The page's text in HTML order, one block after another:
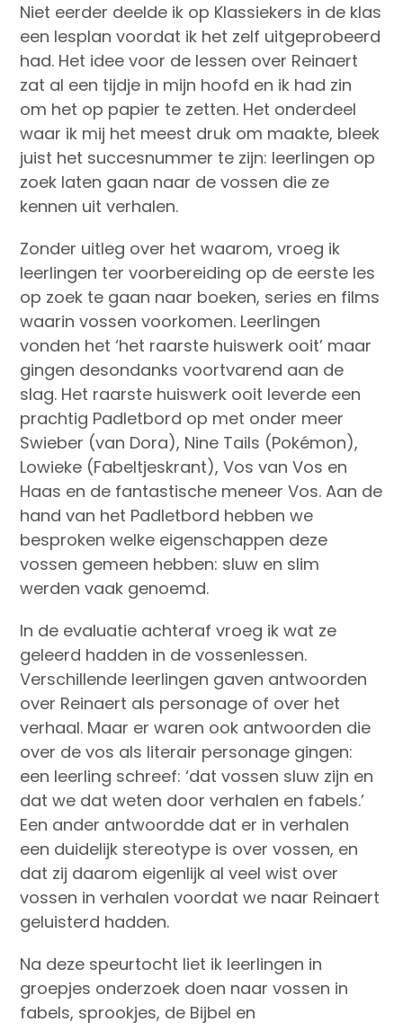
Niet eerder deelde ik op Klassiekers in de klas
een lesplan voordat ik het zelf uitgeprobeerd
had. Het idee voor de lessen over Reinaert
zat al een tijdje in mijn hoofd en ik had zin
om het op papier te zetten. Het onderdeel
waar ik mij het meest druk om maakte, bleek
juist het succesnummer te zijn: leerlingen op
zoek laten gaan naar de vossen die ze
kennen uit verhalen.
Zonder uitleg over het waarom, vroeg ik
leerlingen ter voorbereiding op de eerste les
op zoek te gaan naar boeken, series en films
waarin vossen voorkomen. Leerlingen
vonden het ‘het raarste huiswerk ooit’ maar
gingen desondanks voortvarend aan de
slag. Het raarste huiswerk ooit leverde een
prachtig Padletbord op met onder meer
Swieber (van Dora), Nine Tails (Pokémon),
Lowieke (Fabeltjeskrant), Vos van Vos en
Haas en de fantastische meneer Vos. Aan de
hand van het Padletbord hebben we
besproken welke eigenschappen deze
vossen gemeen hebben: sluw en slim
werden vaak genoemd.
In de evaluatie achteraf vroeg ik wat ze
geleerd hadden in de vossenlessen.
Verschillende leerlingen gaven antwoorden
over Reinaert als personage of over het
verhaal. Maar er waren ook antwoorden die
over de vos als literair personage gingen:
een leerling schreef: ‘dat vossen sluw zijn en
dat we dat weten door verhalen en fabels.’
Een ander antwoordde dat er in verhalen
een duidelijk stereotype is over vossen, en
dat zij daarom eigenlijk al veel wist over
vossen in verhalen voordat we naar Reinaert
geluisterd hadden.
Na deze speurtocht liet ik leerlingen in
groepjes onderzoek doen naar vossen in
fabels, sprookjes, de Bijbel en